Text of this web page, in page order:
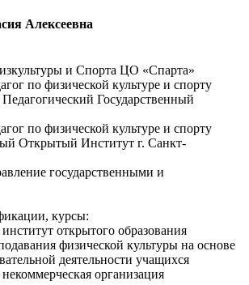
Алексеевна
и Спорта ЦО «Спарта»
по физической культуре и спорту
Государственный
по физической культуре и спорту
Открытый Институт г. Санкт-
государственными и
курсы:
открытого образования
физической культуры на основе
деятельности учащихся
организация